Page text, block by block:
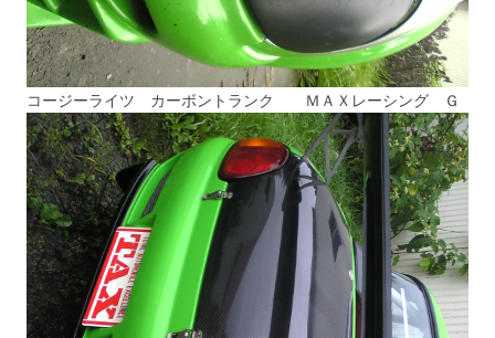
コージーライツ カーボントランク ＭＡＸレーシング Ｇ